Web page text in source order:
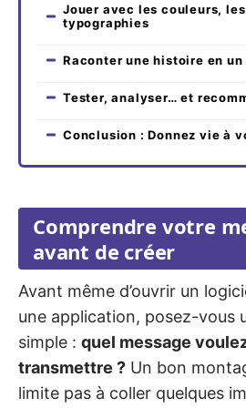
Jouer avec les couleurs,
typographies
Raconter une histoire en
Tester, analyser… et
Conclusion : Donnez vie à
Comprendre votre
avant de créer
Avant même d’ouvrir un
une application, posez-vous
simple : quel message
transmettre ? Un bon
limite pas à coller quelques